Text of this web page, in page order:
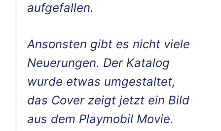
aufgefallen.
Ansonsten gibt es nicht viele
Neuerungen. Der Katalog
wurde etwas umgestaltet,
das Cover zeigt jetzt ein Bild
aus dem Playmobil Movie.